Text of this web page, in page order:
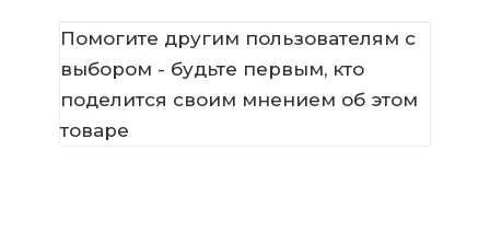
Помогите другим пользователям с
выбором - будьте первым, кто
поделится своим мнением об этом
товаре